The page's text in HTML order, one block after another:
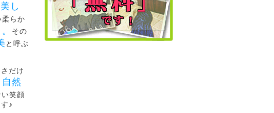
し
柔らか
その
と呼ぶ
だけ
然
笑顔
♪